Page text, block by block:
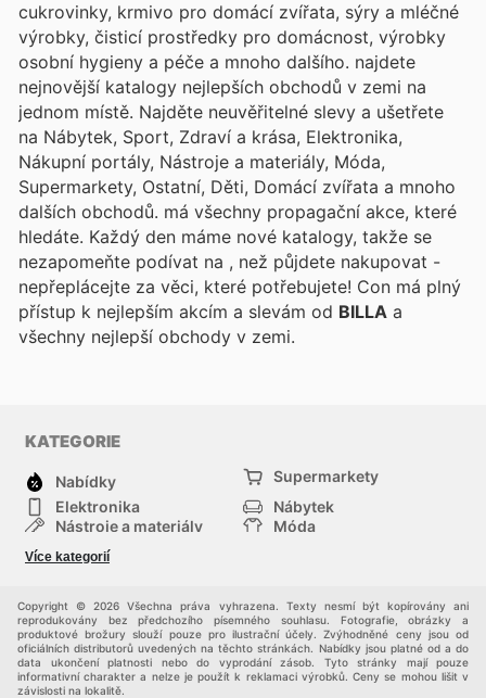
cukrovinky, krmivo pro domácí zvířata, sýry a mléčné
výrobky, čisticí prostředky pro domácnost, výrobky
osobní hygieny a péče a mnoho dalšího. najdete
nejnovější katalogy nejlepších obchodů v zemi na
jednom místě. Najděte neuvěřitelné slevy a ušetřete
na Nábytek, Sport, Zdraví a krása, Elektronika,
Nákupní portály, Nástroje a materiály, Móda,
Supermarkety, Ostatní, Děti, Domácí zvířata a mnoho
dalších obchodů. má všechny propagační akce, které
hledáte. Každý den máme nové katalogy, takže se
nezapomeňte podívat na , než půjdete nakupovat -
nepřeplácejte za věci, které potřebujete! Con má plný
přístup k nejlepším akcím a slevám od BILLA a
všechny nejlepší obchody v zemi.
KATEGORIE
Nabídky
Supermarkety
Elektronika
Nábytek
Nástroje a materiály
Móda
Děti
Více kategorií
Copyright © 2026 Všechna práva vyhrazena. Texty nesmí být kopírovány ani
reprodukovány bez předchozího písemného souhlasu. Fotografie, obrázky a
produktové brožury slouží pouze pro ilustrační účely. Zvýhodněné ceny jsou od
oficiálních distributorů uvedených na těchto stránkách. Nabídky jsou platné od a do
data ukončení platnosti nebo do vyprodání zásob. Tyto stránky mají pouze
informativní charakter a nelze je použít k reklamaci výrobků. Ceny se mohou lišit v
závislosti na lokalitě.